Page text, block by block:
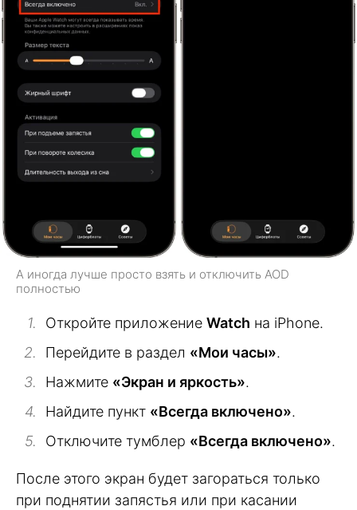
А иногда лучше просто взять и отключить AOD
полностью
Откройте приложение Watch на iPhone.
Перейдите в раздел «Мои часы».
Нажмите «Экран и яркость».
Найдите пункт «Всегда включено».
Отключите тумблер «Всегда включено».
После этого экран будет загораться только
при поднятии запястья или при касании